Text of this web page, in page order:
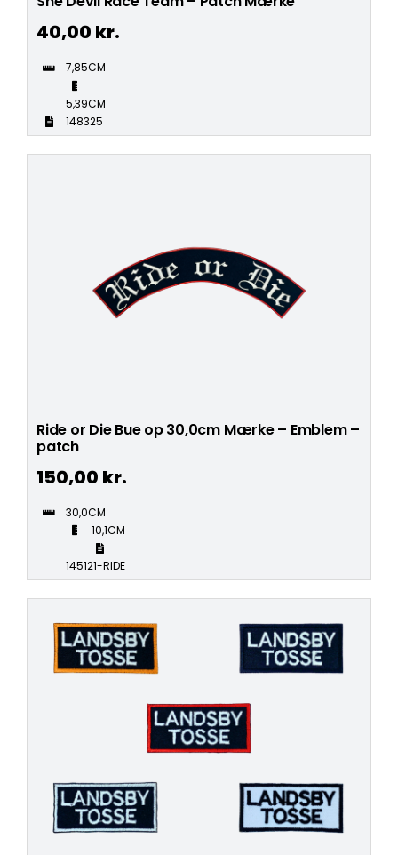
40,00 kr.
7,85CM
5,39CM
148325
Ride or Die Bue op 30,0cm Mærke – Emblem –
patch
150,00 kr.
30,0CM
10,1CM
145121-RIDE